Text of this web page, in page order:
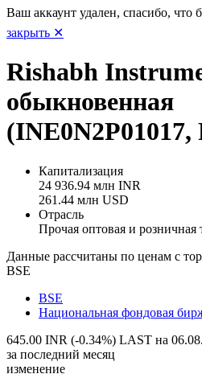
Ваш аккаунт удален, спасибо, что
закрыть ✕
Rishabh
обыкновенная
Капитализация
24 936.94 млн INR
261.44 млн USD
Отрасль
Прочая оптовая и розничная
Данные рассчитаны по ценам с
BSE
BSE
Национальная фондовая
645.00 INR (-0.34%) LAST на
за последний месяц
изменение